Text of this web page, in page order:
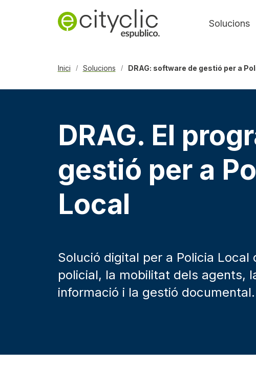
Solucions
Inici / Solucions / DRAG: software de gestió per a
DRAG. El
gestió per a
Local
Solució digital per a Policia
policial, la mobilitat dels agents,
informació i la gestió documental.